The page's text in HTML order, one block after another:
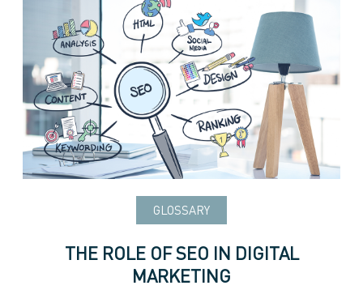
GLOSSARY
THE ROLE OF SEO IN DIGITAL
MARKETING